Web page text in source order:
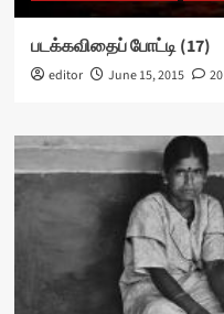
படக்கவிதைப் போட்டி (17)
editor June 15, 2015 20